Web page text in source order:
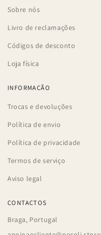
Sobre nós
Livro de reclamações
Códigos de desconto
Loja física
INFORMAÇÃO
Trocas e devoluções
Política de envio
Política de privacidade
Termos de serviço
Aviso legal
CONTACTOS
Braga, Portugal